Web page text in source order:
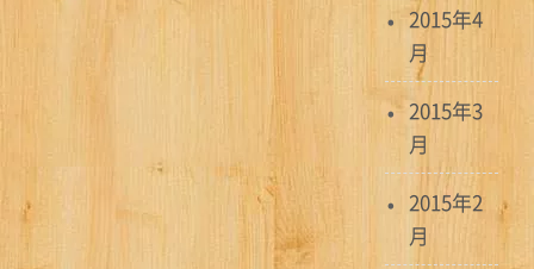
2015年4
月
2015年3
月
2015年2
月